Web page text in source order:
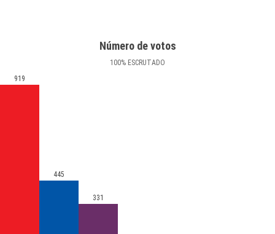
Número de votos
100% ESCRUTADO
919
445
331